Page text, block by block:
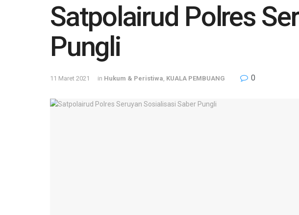
Satpolairud Polres
Pungli
11 Maret 2021 in Hukum & Peristiwa, KUALA PEMBUANG 0